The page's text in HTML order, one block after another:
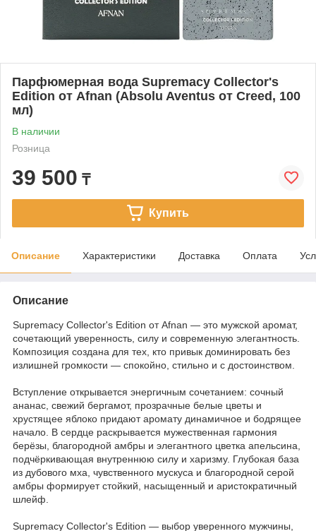
Парфюмерная вода Supremacy Collector's
Edition от Afnan (Absolu Aventus от Creed, 100
мл)
В наличии
Розница
39 500 ₸
Купить
Описание Характеристики Доставка Оплата
Описание
Supremacy Collector's Edition от Afnan — это мужской аромат,
сочетающий уверенность, силу и современную элегантность.
Композиция создана для тех, кто привык доминировать без
излишней громкости — спокойно, стильно и с достоинством.
Вступление открывается энергичным сочетанием: сочный
ананас, свежий бергамот, прозрачные белые цветы и
хрустящее яблоко придают аромату динамичное и бодрящее
начало. В сердце раскрывается мужественная гармония
берёзы, благородной амбры и элегантного цветка апельсина,
подчёркивающая внутреннюю силу и харизму. Глубокая база
из дубового мха, чувственного мускуса и благородной серой
амбры формирует стойкий, насыщенный и аристократичный
шлейф.
Supremacy Collector's Edition — выбор уверенного мужчины,